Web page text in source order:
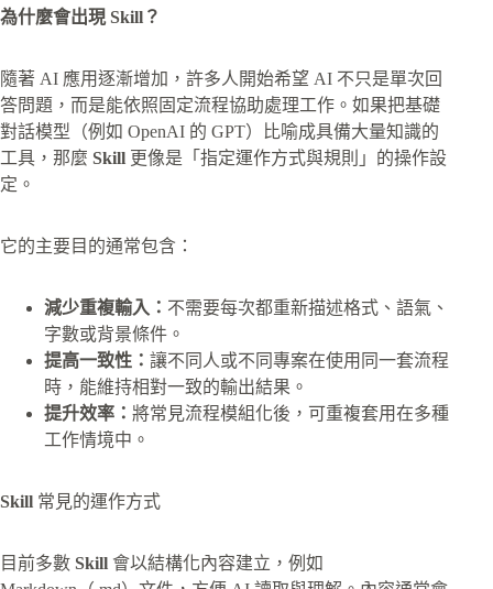
為什麼會出現 Skill？
隨著 AI 應用逐漸增加，許多人開始希望 AI 不只是單次回
答問題，而是能依照固定流程協助處理工作。如果把基礎
對話模型（例如 OpenAI 的 GPT）比喻成具備大量知識的
工具，那麼 Skill 更像是「指定運作方式與規則」的操作設
定。
它的主要目的通常包含：
減少重複輸入： 不需要每次都重新描述格式、語氣、
字數或背景條件。
提高一致性： 讓不同人或不同專案在使用同一套流程
時，能維持相對一致的輸出結果。
提升效率： 將常見流程模組化後，可重複套用在多種
工作情境中。
Skill 常見的運作方式
目前多數 Skill 會以結構化內容建立，例如